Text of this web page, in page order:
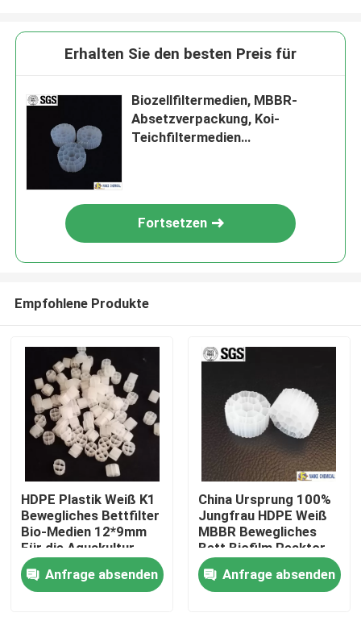
Erhalten Sie den besten Preis für
Biozellfiltermedien, MBBR-
Absetzverpackung, Koi-
Teichfiltermedien
Fortsetzen
Empfohlene Produkte
HDPE Plastik Weiß K1
Bewegliches Bettfilter
Bio-Medien 12*9mm
Für die Aquakultur
Anfrage absenden
China Ursprung 100%
Jungfrau HDPE Weiß
MBBR Bewegliches
Bett Biofilm Reaktor
Medien 25*12mm Für
Abwasserbehandlung
Anfrage absenden